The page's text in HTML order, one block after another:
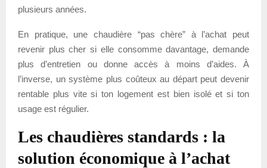
plusieurs années.
En pratique, une chaudière “pas chère” à l’achat peut
revenir plus cher si elle consomme davantage, demande
plus d’entretien ou donne accès à moins d’aides. À
l’inverse, un système plus coûteux au départ peut devenir
rentable plus vite si ton logement est bien isolé et si ton
usage est régulier.
Les chaudières standards : la
solution économique à l’achat